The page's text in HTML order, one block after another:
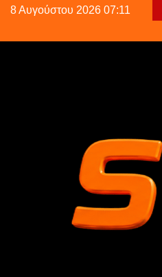
8 Αυγούστου 2026 07:11